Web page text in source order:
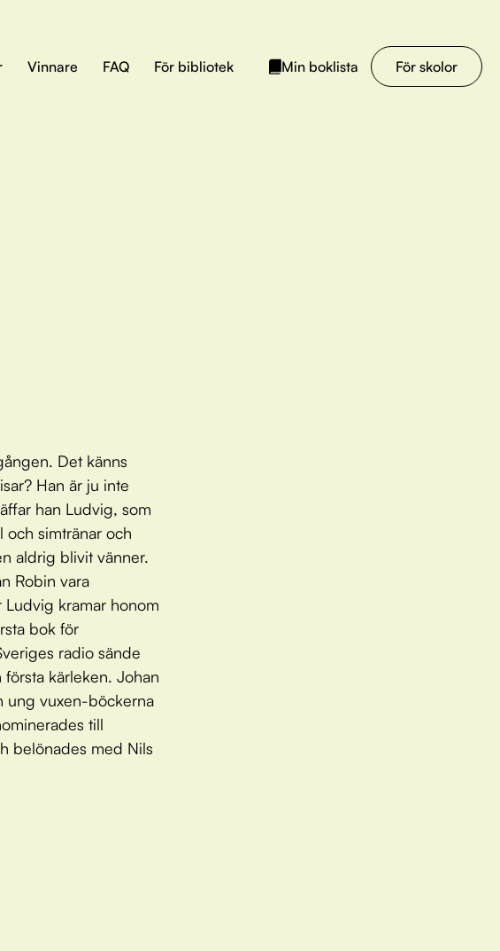
Vinnare FAQ För bibliotek Min boklista För skolor
Det känns
Han är ju inte
han Ludvig, som
simtränar och
aldrig blivit vänner.
Robin vara
Ludvig kramar honom
bok för
radio sände
kärleken. Johan
ung vuxen-böckerna
till
belönades med Nils